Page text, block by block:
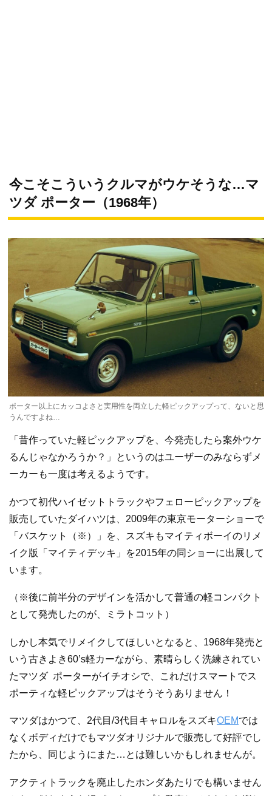
今こそこういうクルマがウケそうな…マ
ツダ ポーター（1968年）
ポーター以上にカッコよさと実用性を両立した軽ピックアップって、ないと思
うんですよね…
「昔作っていた軽ピックアップを、今発売したら案外ウケ
るんじゃなかろうか？」というのはユーザーのみならずメ
ーカーも一度は考えるようです。
かつて初代ハイゼットトラックやフェローピックアップを
販売していたダイハツは、2009年の東京モーターショーで
「バスケット（※）」を、スズキもマイティボーイのリメ
イク版「マイティデッキ」を2015年の同ショーに出展して
います。
（※後に前半分のデザインを活かして普通の軽コンパクト
として発売したのが、ミラトコット）
しかし本気でリメイクしてほしいとなると、1968年発売と
いう古きよき60’s軽カーながら、素晴らしく洗練されてい
たマツダ ポーターがイチオシで、これだけスマートでス
ポーティな軽ピックアップはそうそうありません！
マツダはかつて、2代目/3代目キャロルをスズキOEMでは
なくボディだけでもマツダオリジナルで販売して好評でし
たから、同じようにまた…とは難しいかもしれませんが。
アクティトラックを廃止したホンダあたりでも構いません